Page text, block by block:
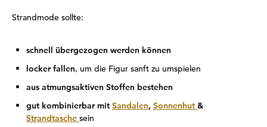
Strandmode sollte:
schnell übergezogen werden können
locker fallen, um die Figur sanft zu umspielen
aus atmungsaktiven Stoffen bestehen
gut kombinierbar mit Sandalen, Sonnenhut &
Strandtasche sein